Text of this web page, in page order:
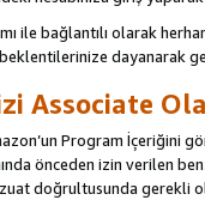
ile bağlantılı olarak
dayanarak
Associate
Program İçeriğini
önceden izin verilen
doğrultusunda gerekli